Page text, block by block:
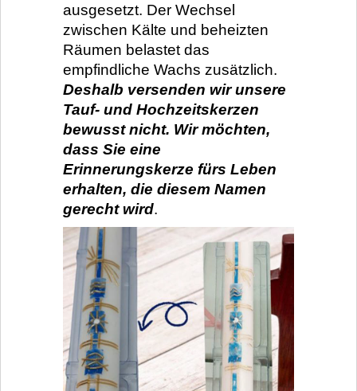
ausgesetzt. Der Wechsel
zwischen Kälte und beheizten
Räumen belastet das
empfindliche Wachs zusätzlich.
Deshalb versenden wir unsere
Tauf- und Hochzeitskerzen
bewusst nicht. Wir möchten,
dass Sie eine
Erinnerungskerze fürs Leben
erhalten, die diesem Namen
gerecht wird.